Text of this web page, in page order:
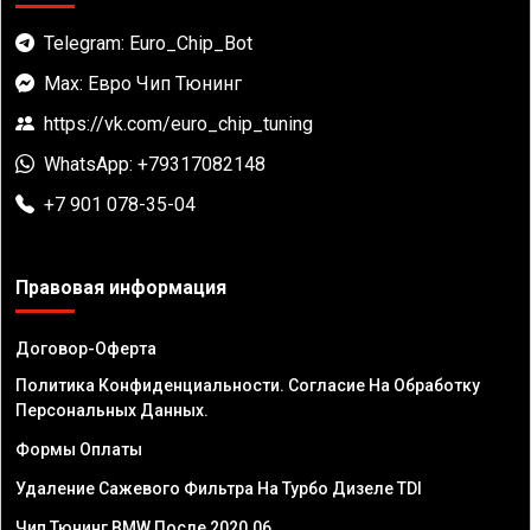
Telegram: Euro_Chip_Bot
Max: Евро Чип Тюнинг
https://vk.com/euro_chip_tuning
WhatsApp: +79317082148
+7 901 078-35-04
Правовая информация
Договор-Оферта
Политика Конфиденциальности. Согласие На Обработку
Персональных Данных.
Формы Оплаты
Удаление Сажевого Фильтра На Турбо Дизеле TDI